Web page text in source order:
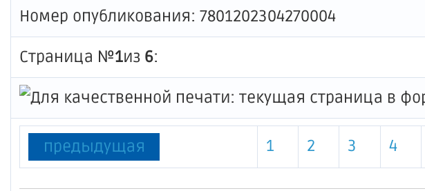
Номер опубликования: 7801202304270004
Страница №1из 6:
предыдущая 1 2 3 4